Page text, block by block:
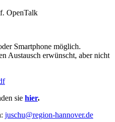
OpenTalk
Smartphone möglich.
Austausch erwünscht, aber nicht
sie hier.
juschu@region-hannover.de